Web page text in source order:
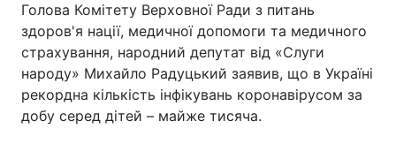
Голова Комітету Верховної Ради з питань
здоров'я нації, медичної допомоги та медичного
страхування, народний депутат від «Слуги
народу» Михайло Радуцький заявив, що в Україні
рекордна кількість інфікувань коронавірусом за
добу серед дітей – майже тисяча.